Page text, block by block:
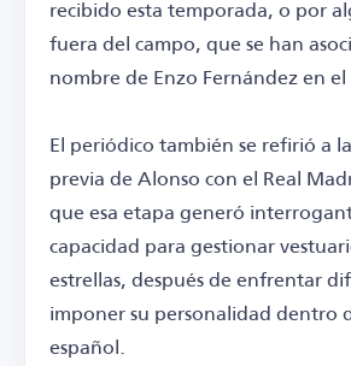
recibido esta temporada, o por
fuera del campo, que se han
nombre de Enzo Fernández en
El periódico también se refirió a
previa de Alonso con el Real
que esa etapa generó
capacidad para gestionar
estrellas, después de enfrentar
imponer su personalidad dentro
español.